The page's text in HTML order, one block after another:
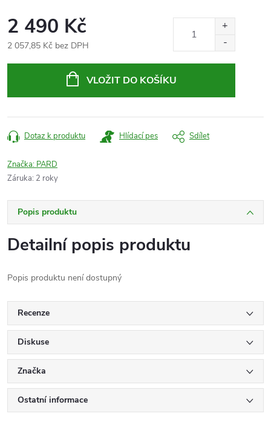
2 490 Kč
2 057,85 Kč bez DPH
VLOŽIT DO KOŠÍKU
Dotaz k produktu Hlídací pes Sdílet
Značka: PARD
Záruka: 2 roky
Popis produktu
Detailní popis produktu
Popis produktu není dostupný
Recenze
Diskuse
Značka
Ostatní informace